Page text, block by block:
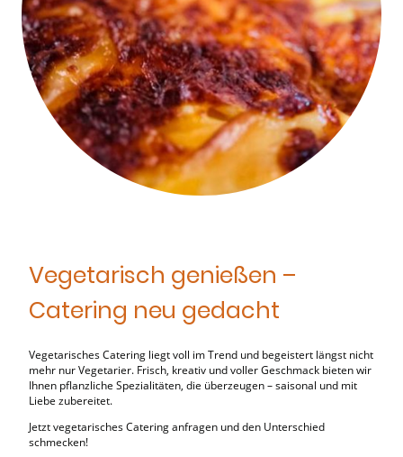
Vegetarisch genießen –
Catering neu gedacht
Vegetarisches Catering liegt voll im Trend und begeistert längst nicht
mehr nur Vegetarier. Frisch, kreativ und voller Geschmack bieten wir
Ihnen pflanzliche Spezialitäten, die überzeugen – saisonal und mit
Liebe zubereitet.
Jetzt vegetarisches Catering anfragen und den Unterschied
schmecken!